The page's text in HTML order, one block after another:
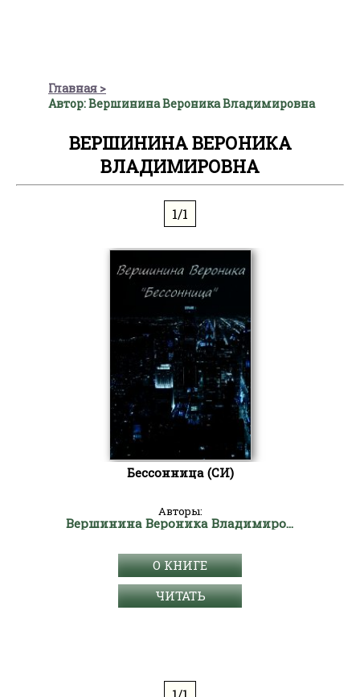
Главная
Автор: Вершинина Вероника Владимировна
ВЕРШИНИНА ВЕРОНИКА
ВЛАДИМИРОВНА
1/1
Бессонница (СИ)
Авторы:
Вершинина Вероника Владимировна
О КНИГЕ
ЧИТАТЬ